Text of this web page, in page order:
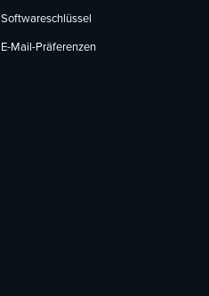
Softwareschlüssel
E-Mail-Präferenzen